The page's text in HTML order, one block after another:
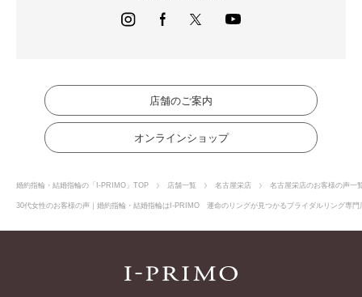
店舗のご案内
オンラインショップ
婚約指輪・結婚指輪の「I-PRIMO」TOP 店舗一覧 名古屋栄店 名古屋栄店のお客様の声一
30代女性のお客様の声｜婚約指輪・結婚指輪はI-PRIMO 運命のリングが見つかるブライダルリング専